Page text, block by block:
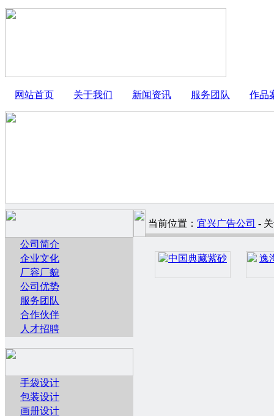
网站首页 关于我们 新闻资讯 服务团队 作品
公司简介
企业文化
厂容厂貌
公司优势
服务团队
合作伙伴
人才招聘
手袋设计
包装设计
画册设计
当前位置： 宜兴广告公司 -